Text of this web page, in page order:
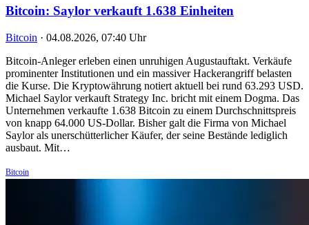
Bitcoin: Saylor verkauft 1.638 Einheiten
Bitcoin · 04.08.2026, 07:40 Uhr
Bitcoin-Anleger erleben einen unruhigen Augustauftakt. Verkäufe
prominenter Institutionen und ein massiver Hackerangriff belasten
die Kurse. Die Kryptowährung notiert aktuell bei rund 63.293 USD.
Michael Saylor verkauft Strategy Inc. bricht mit einem Dogma. Das
Unternehmen verkaufte 1.638 Bitcoin zu einem Durchschnittspreis
von knapp 64.000 US-Dollar. Bisher galt die Firma von Michael
Saylor als unerschütterlicher Käufer, der seine Bestände lediglich
ausbaut. Mit…
Bitcoin